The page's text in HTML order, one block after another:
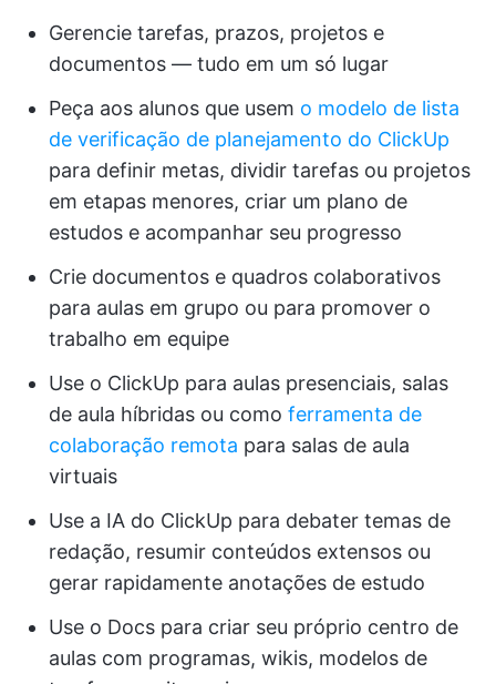
Gerencie tarefas, prazos, projetos e
documentos — tudo em um só lugar
Peça aos alunos que usem o modelo de lista
de verificação de planejamento do ClickUp
para definir metas, dividir tarefas ou projetos
em etapas menores, criar um plano de
estudos e acompanhar seu progresso
Crie documentos e quadros colaborativos
para aulas em grupo ou para promover o
trabalho em equipe
Use o ClickUp para aulas presenciais, salas
de aula híbridas ou como ferramenta de
colaboração remota para salas de aula
virtuais
Use a IA do ClickUp para debater temas de
redação, resumir conteúdos extensos ou
gerar rapidamente anotações de estudo
Use o Docs para criar seu próprio centro de
aulas com programas, wikis, modelos de